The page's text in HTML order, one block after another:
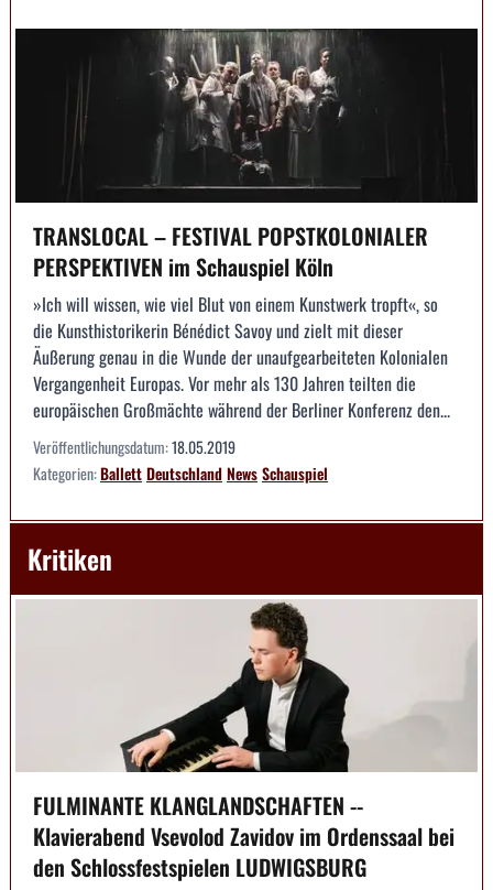
TRANSLOCAL – FESTIVAL POPSTKOLONIALER
PERSPEKTIVEN im Schauspiel Köln
»Ich will wissen, wie viel Blut von einem Kunstwerk tropft«, so
die Kunsthistorikerin Bénédict Savoy und zielt mit dieser
Äußerung genau in die Wunde der unaufgearbeiteten Kolonialen
Vergangenheit Europas. Vor mehr als 130 Jahren teilten die
europäischen Großmächte während der Berliner Konferenz den...
Veröffentlichungsdatum:18.05.2019
Kategorien:BallettDeutschlandNewsSchauspiel
Kritiken
FULMINANTE KLANGLANDSCHAFTEN --
Klavierabend Vsevolod Zavidov im Ordenssaal bei
den Schlossfestspielen LUDWIGSBURG